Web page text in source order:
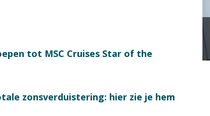
tot MSC Cruises Star of the
zonsverduistering: hier zie je hem